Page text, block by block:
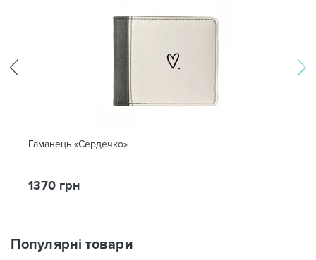
Гаманець «Сердечко»
1370 грн
Популярні товари